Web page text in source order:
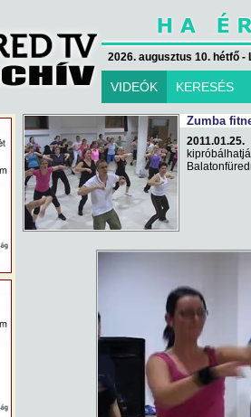
2026. augusztus 10. hétfő -
VIDEÓK KERESÉS
Zumba
2011.01.25.